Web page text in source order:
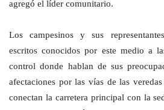
agregó el líder comunitario.
Los campesinos y sus
escritos conocidos por este medio a
control donde hablan de sus
afectaciones por las vías de las
conectan la carretera principal con la